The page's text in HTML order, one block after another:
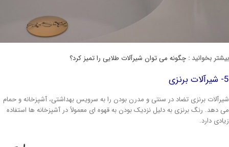
بخوانید : چگونه می توان شیرآلات طلایی را تمیز کرد؟
برنزی تضاد در سنتی و مدرن بودن را به سرویس بهداشتی، آشپزخانه و حمام
دهد. رنگ برنزی به دلیل نزدیک بودن به قهوه ای معمولاً در آشپزخانه ها استفاده
دارد.